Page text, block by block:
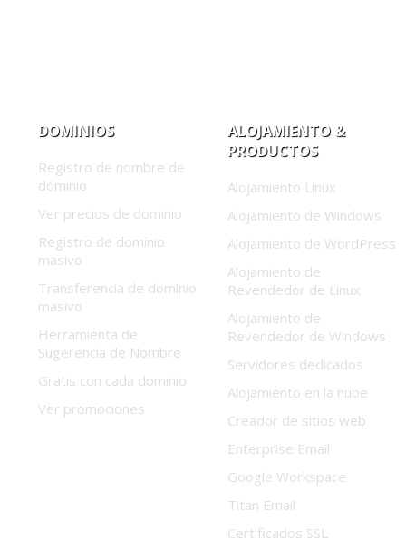
DOMINIOS
Registro de nombre de
dominio
Ver precios de dominio
Registro de dominio
masivo
Transferencia de dominio
masivo
Herramienta de
Sugerencia de Nombre
Gratis con cada dominio
Ver promociones
ALOJAMIENTO &
PRODUCTOS
Alojamiento Linux
Alojamiento de Windows
Alojamiento de WordPress
Alojamiento de
Revendedor de Linux
Alojamiento de
Revendedor de Windows
Servidores dedicados
Alojamiento en la nube
Creador de sitios web
Enterprise Email
Google Workspace
Titan Email
Certificados SSL